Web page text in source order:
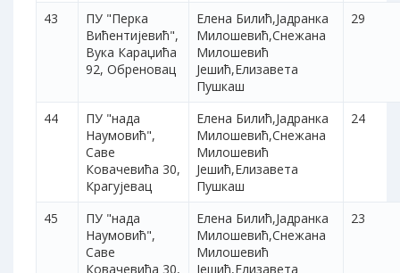
43
ПУ "Перка
Вићентијевић",
Вука Караџића
92, Обреновац
Елена Билић,Јадранка
Милошевић,Снежана
Милошевић
Јешић,Елизавета
Пушкаш
29
44
ПУ "нада
Наумовић",
Саве
Ковачевића 30,
Крагујевац
Елена Билић,Јадранка
Милошевић,Снежана
Милошевић
Јешић,Елизавета
Пушкаш
24
45
ПУ "нада
Наумовић",
Саве
Ковачевића 30,
Елена Билић,Јадранка
Милошевић,Снежана
Милошевић
Јешић,Елизавета
23